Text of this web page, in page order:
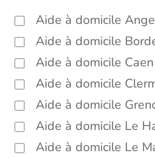
Aide à domicile
Aide à domicile
Aide à domicile Caen
Aide à domicile
Aide à domicile
Aide à domicile Le
Aide à domicile Le